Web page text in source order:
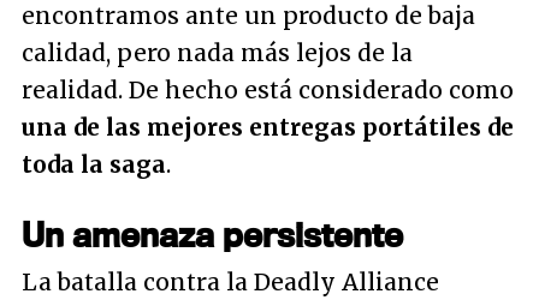
encontramos ante un producto de baja
calidad, pero nada más lejos de la
realidad. De hecho está considerado como
una de las mejores entregas portátiles de
toda la saga.
Un amenaza persistente
La batalla contra la Deadly Alliance